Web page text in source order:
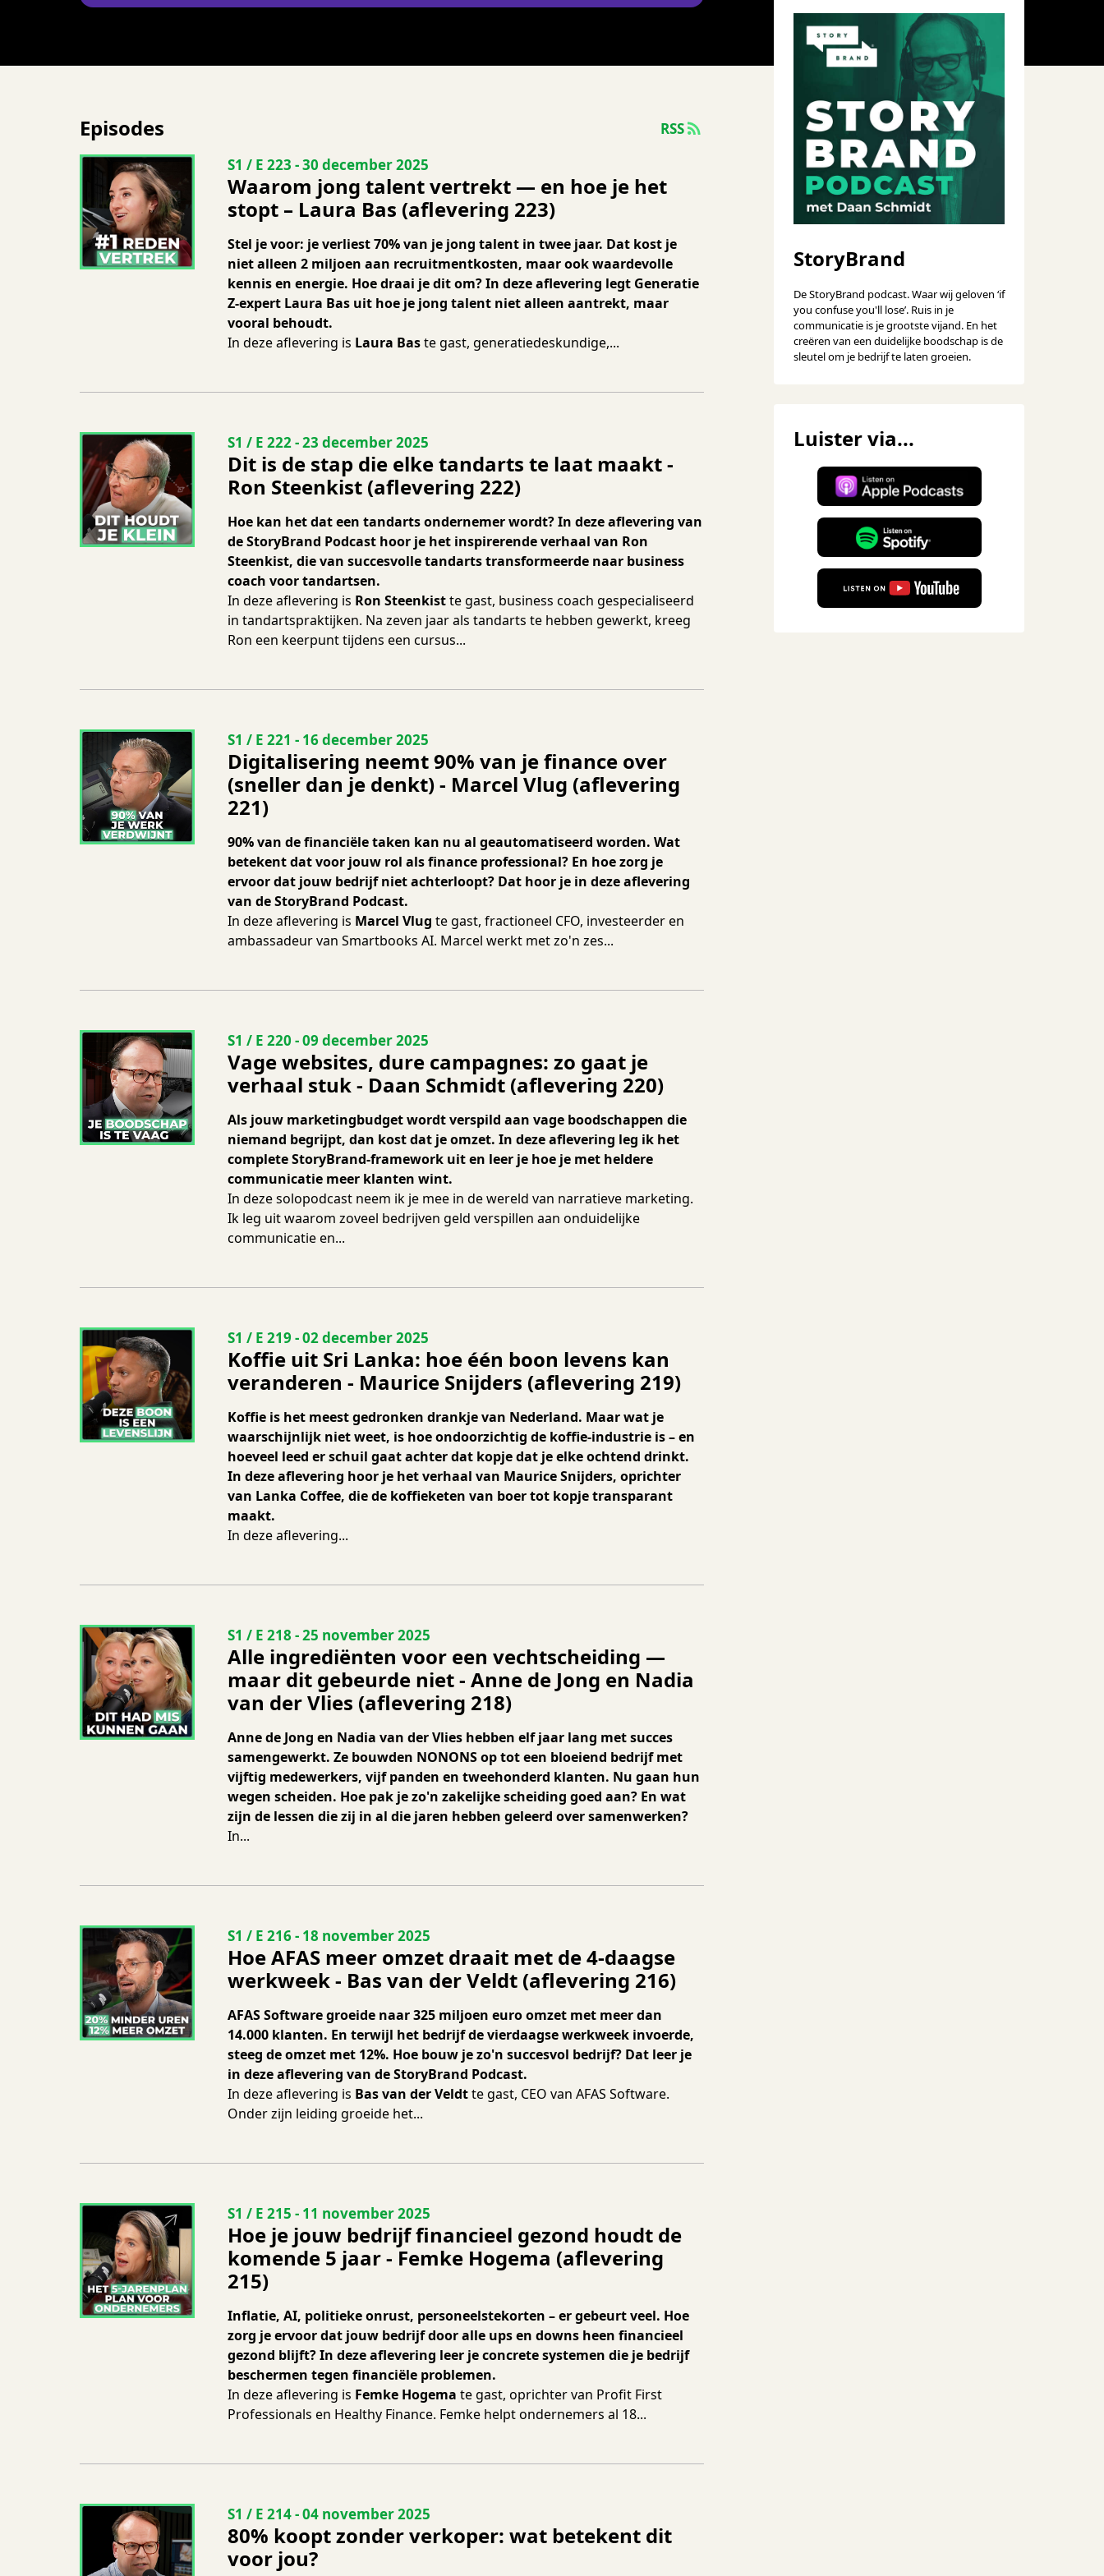
Episodes RSS
Waarom jong talent vertrekt — en hoe je het
stopt – Laura Bas (aflevering 223)
Seizoen 1 Aflevering 223
S1 / E 223 -30 december 2025
Stel je voor: je verliest 70% van je jong talent in twee jaar. Dat kost je
niet alleen 2 miljoen aan recruitmentkosten, maar ook waardevolle
kennis en energie. Hoe draai je dit om? In deze aflevering legt Generatie
Z-expert Laura Bas uit hoe je jong talent niet alleen aantrekt, maar
vooral behoudt.
In deze aflevering is Laura Baste gast, generatiedeskundige,...
Dit is de stap die elke tandarts te laat maakt -
Ron Steenkist (aflevering 222)
Seizoen 1 Aflevering 222
S1 / E 222-23 december 2025
Hoe kan het dat een tandarts ondernemer wordt? In deze aflevering van
de StoryBrand Podcast hoor je het inspirerende verhaal van Ron
Steenkist, die van succesvolle tandarts transformeerde naar business
coach voor tandartsen.
In deze aflevering is Ron Steenkistte gast, business coach gespecialiseerd
in tandartspraktijken. Na zeven jaar als tandarts te hebben gewerkt, kreeg
Ron een keerpunt tijdens een cursus...
Digitalisering neemt 90% van je finance over
(sneller dan je denkt) - Marcel Vlug (aflevering
221)
Seizoen 1 Aflevering 221
S1 / E 221 - 16 december 2025
90% van de financiële taken kan nu al geautomatiseerd worden. Wat
betekent dat voor jouw rol als finance professional? En hoe zorg je
ervoor dat jouw bedrijf niet achterloopt? Dat hoor je in deze aflevering
van de StoryBrand Podcast.
In deze aflevering is Marcel Vlug te gast, fractioneel CFO, investeerder en
ambassadeur van Smartbooks AI. Marcel werkt met zo'n zes...
Vage websites, dure campagnes: zo gaat je
verhaal stuk - Daan Schmidt (aflevering 220)
Seizoen 1 Aflevering 220
S1 / E 220 -09 december 2025
Als jouw marketingbudget wordt verspild aan vage boodschappen die
niemand begrijpt, dan kost dat je omzet. In deze aflevering leg ik het
complete StoryBrand-framework uit en leer je hoe je met heldere
communicatie meer klanten wint.
In deze solopodcast neem ik je mee in de wereld van narratieve marketing.
Ik leg uit waarom zoveel bedrijven geld verspillen aan onduidelijke
communicatie en...
Koffie uit Sri Lanka: hoe één boon levens kan
veranderen - Maurice Snijders (aflevering 219)
Seizoen 1 Aflevering 219
S1 / E 219 -02 december 2025
Koffie is het meest gedronken drankje van Nederland. Maar wat je
waarschijnlijk niet weet, is hoe ondoorzichtig de koffie-industrie is – en
hoeveel leed er schuil gaat achter dat kopje dat je elke ochtend drinkt.
In deze aflevering hoor je het verhaal van Maurice Snijders, oprichter
van Lanka Coffee, die de koffieketen van boer tot kopje transparant
maakt.
In deze aflevering...
Alle ingrediënten voor een vechtscheiding —
maar dit gebeurde niet - Anne de Jong en Nadia
van der Vlies (aflevering 218)
Seizoen 1 Aflevering 218
S1 / E 218 -25 november 2025
Anne de Jong en Nadia van der Vlies hebben elf jaar lang met succes
samengewerkt. Ze bouwden NONONS op tot een bloeiend bedrijf met
vijftig medewerkers, vijf panden en tweehonderd klanten. Nu gaan hun
wegen scheiden. Hoe pak je zo'n zakelijke scheiding goed aan? En wat
zijn de lessen die zij in al die jaren hebben geleerd over samenwerken?
In...
Hoe AFAS meer omzet draait met de 4-daagse
werkweek - Bas van der Veldt (aflevering 216)
Seizoen 1 Aflevering 216
S1 / E 216- 18 november 2025
AFAS Software groeide naar 325 miljoen euro omzet met meer dan
14.000 klanten. En terwijl het bedrijf de vierdaagse werkweek invoerde,
steeg de omzet met 12%. Hoe bouw je zo'n succesvol bedrijf? Dat leer je
in deze aflevering van de StoryBrand Podcast.
In deze aflevering is Bas van der Veldtte gast, CEO van AFAS Software.
Onder zijn leiding groeide het...
Hoe je jouw bedrijf financieel gezond houdt de
komende 5 jaar - Femke Hogema (aflevering
215)
Seizoen 1 Aflevering 215
S1 / E 215 - 11 november 2025
Inflatie, AI, politieke onrust, personeelstekorten – er gebeurt veel. Hoe
zorg je ervoor dat jouw bedrijf door alle ups en downs heen financieel
gezond blijft? In deze aflevering leer je concrete systemen die je bedrijf
beschermen tegen financiële problemen.
In deze aflevering is Femke Hogema te gast, oprichter van Profit First
Professionals en Healthy Finance. Femke helpt ondernemers al 18...
80% koopt zonder verkoper: wat betekent dit
voor jou?
Seizoen 1 Aflevering 214
S1 / E 214-04 november 2025
StoryBrand
De StoryBrand podcast. Waar wij geloven ‘if
you confuse you'll lose’. Ruis in je
communicatie is je grootste vijand. En het
creëren van een duidelijke boodschap is de
sleutel om je bedrijf te laten groeien.
Luister via...